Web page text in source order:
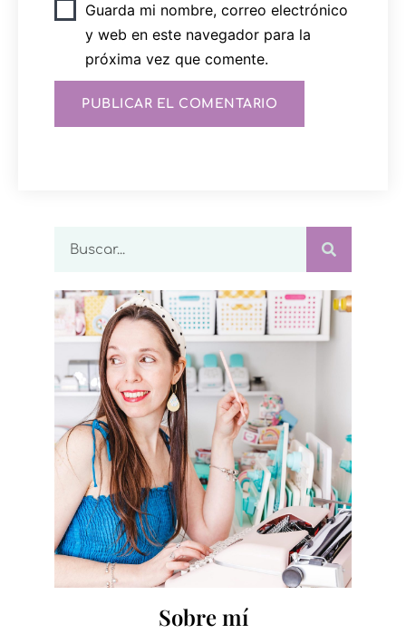
Guarda mi nombre, correo electrónico
y web en este navegador para la
próxima vez que comente.
Sobre mí